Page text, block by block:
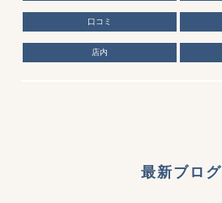
口コミ
店内
最新ブログ